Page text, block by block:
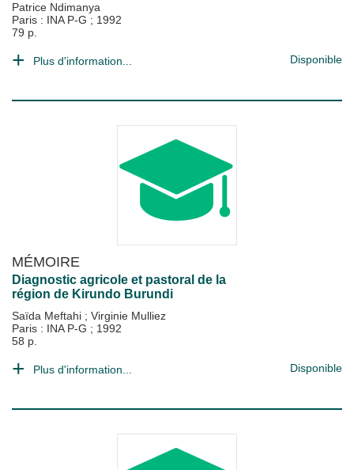
Patrice Ndimanya
Paris : INA P-G ; 1992
79 p.
Plus d'information... Disponible
MÉMOIRE
Diagnostic agricole et pastoral de la
région de Kirundo Burundi
Saïda Meftahi ; Virginie Mulliez
Paris : INA P-G ; 1992
58 p.
Plus d'information... Disponible